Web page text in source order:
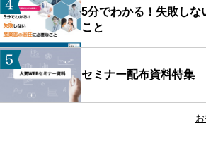
5分でわかる！失敗しな
こと
セミナー配布資料特集